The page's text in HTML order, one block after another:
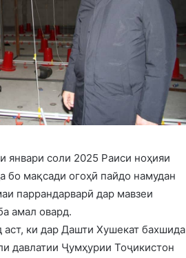
соли 2025 Раиси ноҳияи
бо мақсади огоҳӣ пайдо намудан
паррандарварӣ дар мавзеи
амал овард.
ки дар Дашти Хушекат бахшида
давлатии Ҷумҳурии Тоҷикистон